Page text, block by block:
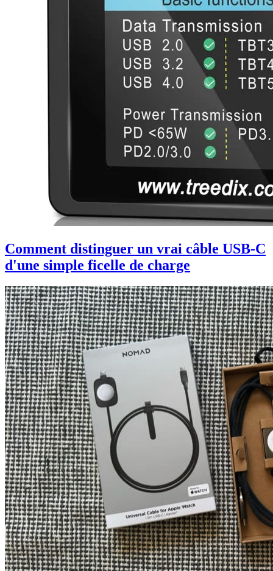
Comment distinguer un vrai câble USB-C
d'une simple ficelle de charge